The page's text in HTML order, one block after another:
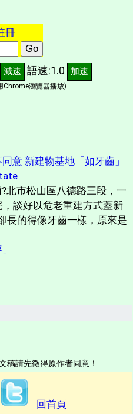
冊
減速 語速:1.0 加速
Chrome瀏覽器播放)
意 新建物基地「如牙齒」
北市松山區八德路三段，一
談好以危老重建方式蓋新
長的得像牙齒一樣，原來是
稿請先徵得原作者同意！
回首頁